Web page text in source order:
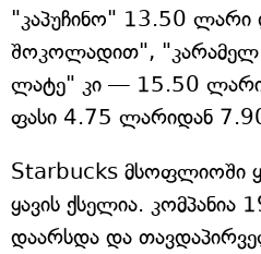
"კაპუჩინო" 13.50 ლარი
შოკოლადით", "კარამელ
ლატე" კი — 15.50
ფასი 4.75 ლარიდან
Starbucks მსოფლიოში
ყავის ქსელია.
დაარსდა და